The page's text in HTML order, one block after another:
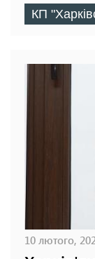
КП
10 лютого,